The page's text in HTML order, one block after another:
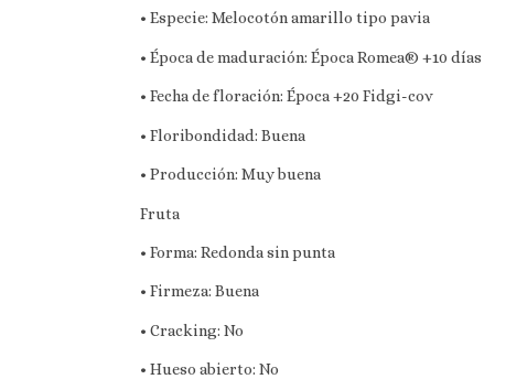
• Especie: Melocotón amarillo tipo pavia
• Época de maduración: Época Romea® +10 días
• Fecha de floración: Época +20 Fidgi-cov
• Floribondidad: Buena
• Producción: Muy buena
Fruta
• Forma: Redonda sin punta
• Firmeza: Buena
• Cracking: No
• Hueso abierto: No